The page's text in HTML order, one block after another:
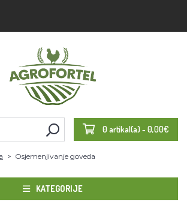
0 artikal(a) - 0,00€
Osjemenjivanje goveda
KATEGORIJE